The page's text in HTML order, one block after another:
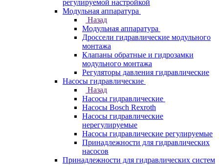
регулируемой настройкой
Модульная аппаратура
Назад
Модульная аппаратура
Дроссели гидравлические модульного
монтажа
Клапаны обратные и гидрозамки
модульного монтажа
Регуляторы давления гидравлические
Насосы гидравлические
Назад
Насосы гидравлические
Насосы Bosch Rexroth
Насосы гидравлические
нерегулируемые
Насосы гидравлические регулируемые
Принадлежности для гидравлических
насосов
Принадлежности для гидравлических систем